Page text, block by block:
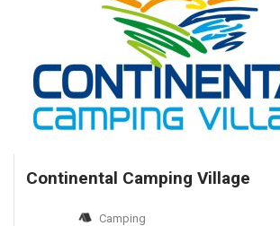
Continental Camping Village
Camping